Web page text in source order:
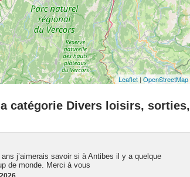
Leaflet | OpenStreetMap
catégorie Divers loisirs, sorties,
j’aimerais savoir si à Antibes il y a quelque
de monde. Merci à vous